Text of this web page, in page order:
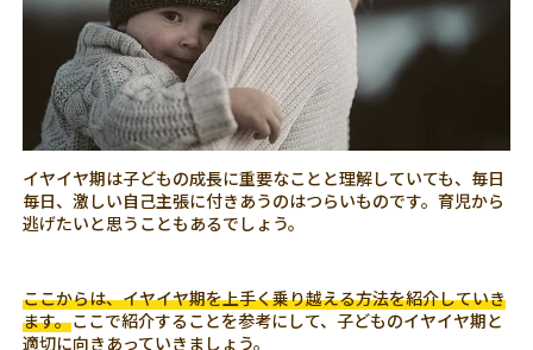
イヤイヤ期は子どもの成長に重要なことと理解していても、毎日
毎日、激しい自己主張に付きあうのはつらいものです。育児から
逃げたいと思うこともあるでしょう。
ここからは、イヤイヤ期を上手く乗り越える方法を紹介していき
ます。ここで紹介することを参考にして、子どものイヤイヤ期と
適切に向きあっていきましょう。